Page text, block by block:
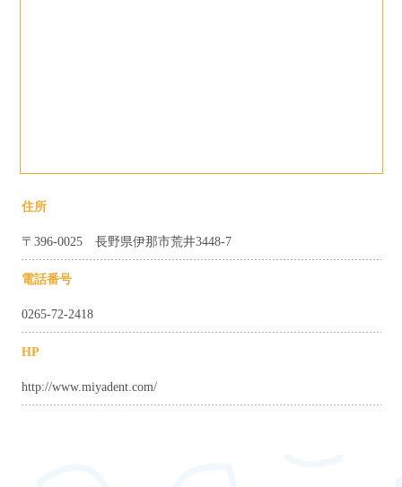
住所
〒396-0025 長野県伊那市荒井3448-7
電話番号
0265-72-2418
HP
http://www.miyadent.com/